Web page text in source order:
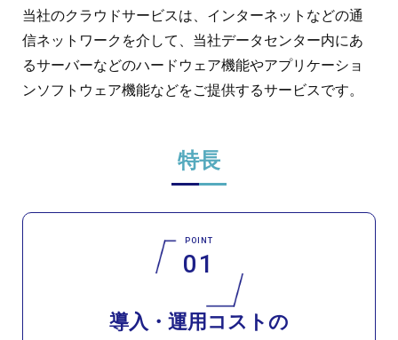
当社のクラウドサービスは、インターネットなどの通
信ネットワークを介して、当社データセンター内にあ
るサーバーなどのハードウェア機能やアプリケーショ
ンソフトウェア機能などをご提供するサービスです。
特長
POINT
01
導入・運用コストの